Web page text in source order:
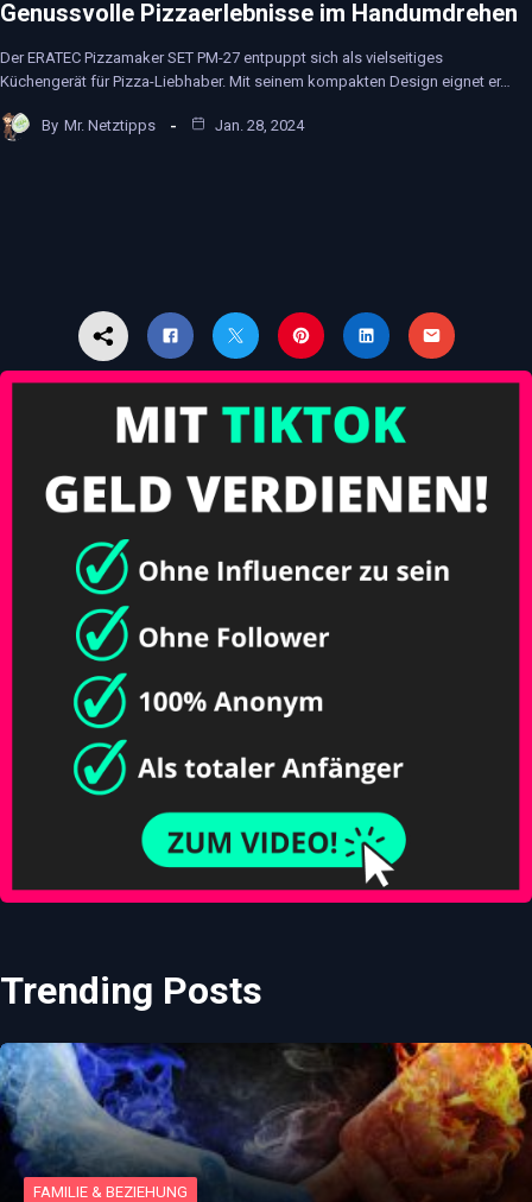
Genussvolle Pizzaerlebnisse im Handumdrehen
Der ERATEC Pizzamaker SET PM-27 entpuppt sich als vielseitiges
Küchengerät für Pizza-Liebhaber. Mit seinem kompakten Design eignet er…
By Mr. Netztipps Jan. 28, 2024
Trending Posts
FAMILIE & BEZIEHUNG